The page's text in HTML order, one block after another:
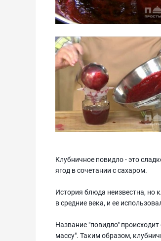
Клубничное повидло - это
ягод в сочетании с сахаром.
История блюда неизвестна, но
в средние века, и ее
Название "повидло"
массу". Таким образом,